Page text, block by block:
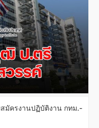
มัครงานปฏิบัติงาน กทม.-